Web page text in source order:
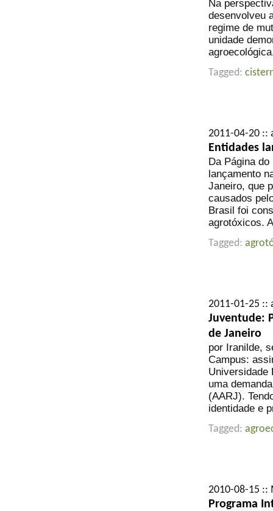
Na
desenvolveu
regime de
unidade
Tagged:
2011-04-20
Entidades
Da Página
lançamento
Janeiro, que
causados
Brasil foi
agrotóxicos.
Tagged:
2011-01-25
Juventude:
de Janeiro
por Iranilde,
Campus:
Universidade
uma
(AARJ).
identidade e
Tagged:
2010-08-15 ::
Programa